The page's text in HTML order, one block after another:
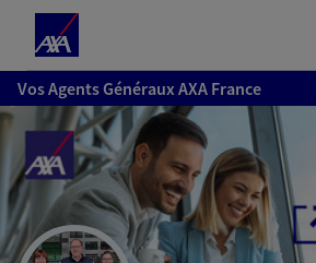
Accéder
au
contenu
principal
Accéder
au
pied
de
Vos Agents Généraux AXA France